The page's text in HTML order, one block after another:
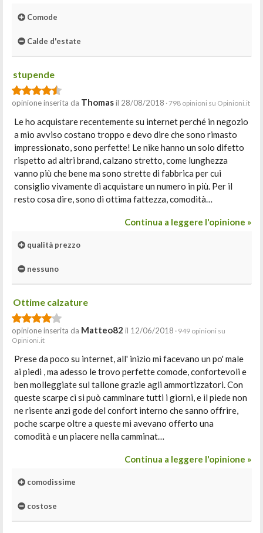
Comode
Calde d'estate
stupende
opinione inserita da Thomasil 28/08/2018 · 798 opinioni su Opinioni.it
Le ho acquistare recentemente su internet perché in negozio
a mio avviso costano troppo e devo dire che sono rimasto
impressionato, sono perfette! Le nike hanno un solo difetto
rispetto ad altri brand, calzano stretto, come lunghezza
vanno più che bene ma sono strette di fabbrica per cui
consiglio vivamente di acquistare un numero in più. Per il
resto cosa dire, sono di ottima fattezza, comodità…
Continua a leggere l'opinione »
qualità prezzo
nessuno
Ottime calzature
opinione inserita da Matteo82 il 12/06/2018 · 949 opinioni su
Opinioni.it
Prese da poco su internet, all' inizio mi facevano un po' male
ai piedi , ma adesso le trovo perfette comode, confortevoli e
ben molleggiate sul tallone grazie agli ammortizzatori. Con
queste scarpe ci si può camminare tutti i giorni, e il piede non
ne risente anzi gode del confort interno che sanno offrire,
poche scarpe oltre a queste mi avevano offerto una
comodità e un piacere nella camminat…
Continua a leggere l'opinione »
comodissime
costose